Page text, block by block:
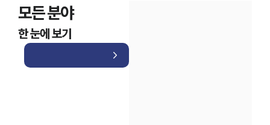
모든 분야
한 눈에 보기